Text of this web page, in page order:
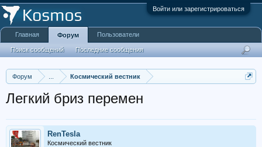
Войти или зарегистрироваться
Форум Космический вестник
Легкий бриз перемен
RenTesla
Космический вестник
Главная Форум
Поиск сообщений Последние сообщения
Пользователи